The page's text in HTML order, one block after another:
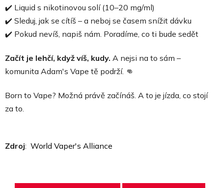
✔️ Liquid s nikotinovou solí (10–20 mg/ml)
✔️ Sleduj, jak se cítíš – a neboj se časem snížit dávku
✔️ Pokud nevíš, napiš nám. Poradíme, co ti bude sedět
Začít je lehčí, když víš, kudy. A nejsi na to sám –
komunita Adam's Vape tě podrží. 👊
Born to Vape? Možná právě začínáš. A to je jízda, co stojí
za to.
Zdroj: World Vaper's Alliance